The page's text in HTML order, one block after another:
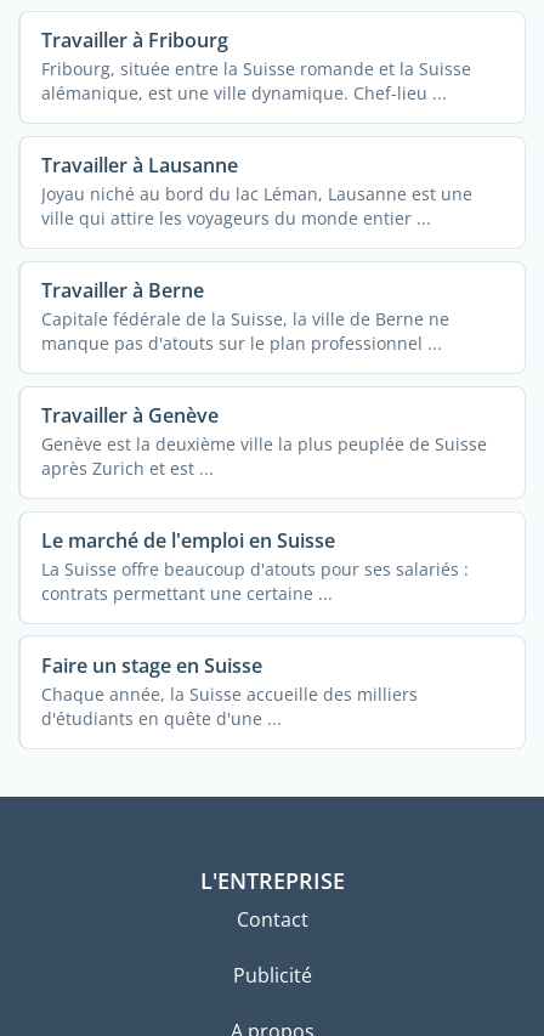
Travailler à Fribourg
Fribourg, située entre la Suisse romande et la Suisse
alémanique, est une ville dynamique. Chef-lieu ...
Travailler à Lausanne
Joyau niché au bord du lac Léman, Lausanne est une
ville qui attire les voyageurs du monde entier ...
Travailler à Berne
Capitale fédérale de la Suisse, la ville de Berne ne
manque pas d'atouts sur le plan professionnel ...
Travailler à Genève
Genève est la deuxième ville la plus peuplée de Suisse
après Zurich et est ...
Le marché de l'emploi en Suisse
La Suisse offre beaucoup d'atouts pour ses salariés :
contrats permettant une certaine ...
Faire un stage en Suisse
Chaque année, la Suisse accueille des milliers
d'étudiants en quête d'une ...
L'ENTREPRISE
Contact
Publicité